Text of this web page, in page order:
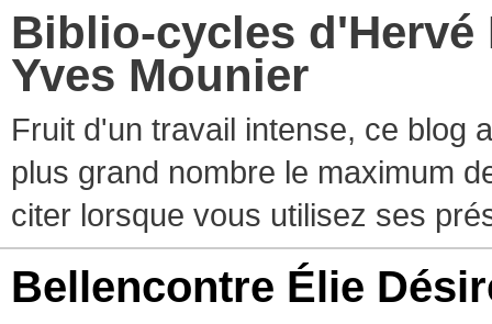
Biblio-cycles d'Hervé
Yves Mounier
Fruit d'un travail intense, ce blog
plus grand nombre le maximum
citer lorsque vous utilisez ses
Bellencontre Élie